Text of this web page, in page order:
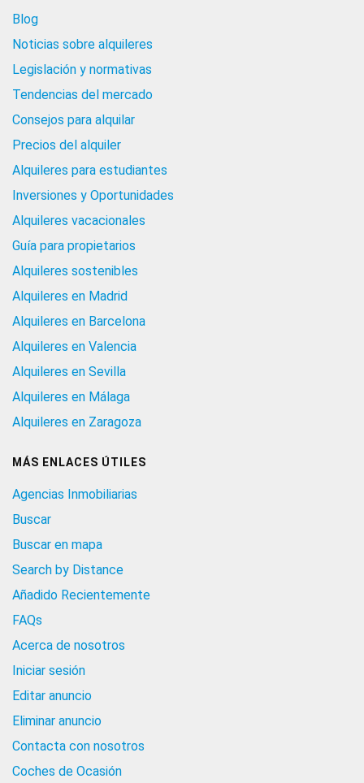
Blog
Noticias sobre alquileres
Legislación y normativas
Tendencias del mercado
Consejos para alquilar
Precios del alquiler
Alquileres para estudiantes
Inversiones y Oportunidades
Alquileres vacacionales
Guía para propietarios
Alquileres sostenibles
Alquileres en Madrid
Alquileres en Barcelona
Alquileres en Valencia
Alquileres en Sevilla
Alquileres en Málaga
Alquileres en Zaragoza
MÁS ENLACES ÚTILES
Agencias Inmobiliarias
Buscar
Buscar en mapa
Search by Distance
Añadido Recientemente
FAQs
Acerca de nosotros
Iniciar sesión
Editar anuncio
Eliminar anuncio
Contacta con nosotros
Coches de Ocasión